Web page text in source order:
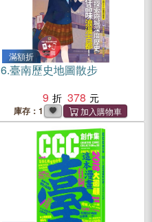
滿額折
6.臺南歷史地圖散步
9
378
庫存：1